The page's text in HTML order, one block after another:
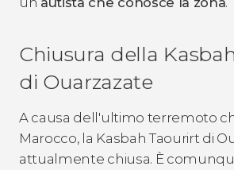
Chiusura della
di Ouarzazate
A causa dell'ultimo terremoto
Marocco, la Kasbah Taourirt di
attualmente chiusa. È